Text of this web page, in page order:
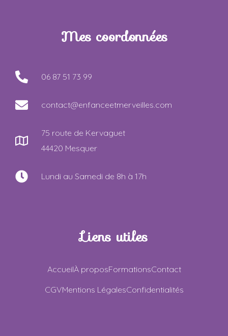
Mes coordonnées
06 87 51 73 99
contact@enfanceetmerveilles.com
75 route de Kervaguet
44420 Mesquer
Lundi au Samedi de 8h à 17h
Liens utiles
AccueilÀ proposFormationsContact
CGVMentions LégalesConfidentialités